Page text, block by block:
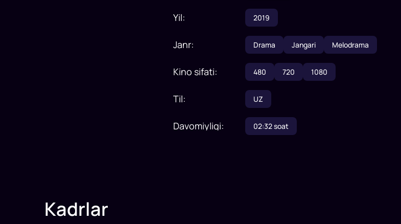
Yil: 2019
Janr: Drama Jangari Melodrama
Kino sifati: 480 720 1080
Til: UZ
Davomiyligi: 02:32soat
Kadrlar